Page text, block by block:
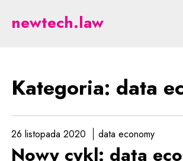
data economy -
newtech.law
Kategoria: data
26 listopada 2020 data economy
Nowy cykl: data